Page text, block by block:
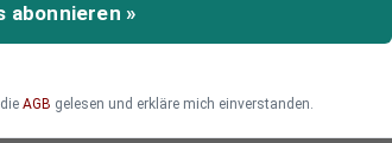
abonnieren »
AGB gelesen und erkläre mich einverstanden.